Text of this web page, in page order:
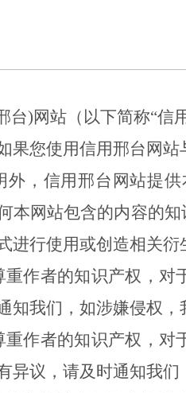
台)网站（以下简称“信
果您使用信用邢台 网站
外，信用邢台 网站提
本网站包含的内容的
进行使用或创造相关衍
重作者的知识产权，对
知我们，如涉嫌侵权
重作者的知识产权，对
异议，请及时通知我